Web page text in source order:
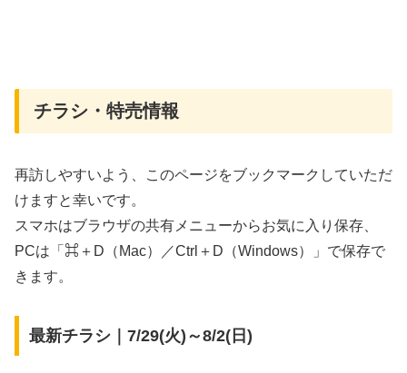
チラシ・特売情報
再訪しやすいよう、このページをブックマークしていただ
けますと幸いです。
スマホはブラウザの共有メニューからお気に入り保存、
PCは「⌘＋D（Mac）／Ctrl＋D（Windows）」で保存で
きます。
最新チラシ｜7/29(火)～8/2(日)